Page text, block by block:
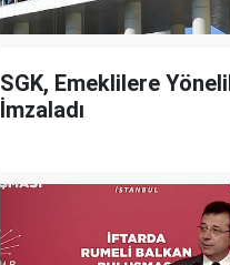
SGK, Emeklilere
İmzaladı